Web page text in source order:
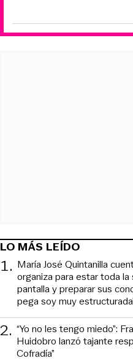
LO MÁS LEÍDO
1. María José Quintanilla
organiza para estar toda la
pantalla y preparar sus
pega soy muy
2. “Yo no les tengo miedo”:
Huidobro lanzó tajante
Cofradía”